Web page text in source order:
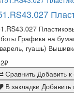
Графика на
гуашь)
Сравнить Добавить
В закладки Добавить